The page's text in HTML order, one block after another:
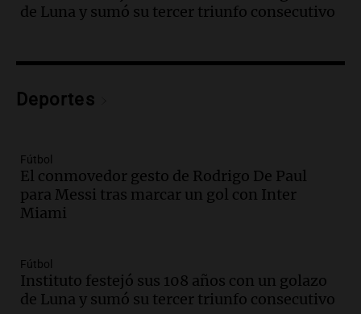
"Tres hombres se lo llevaron para
hacerle preguntas y nunca regresó"
Episodios
metros del río Suquía y retiraron hasta
Episodios
Audio.La historia de la servilleta que
firmó Jorge Messi para el primer
contrato de Leo con Barcelona
Audio.Joan Gaspart: "Sin Jorge, no sé si
Messi hubiera llegado adonde llegó"
de Luna y sumó su tercer triunfo consecutivo
Deportes
Fútbol
El conmovedor gesto de Rodrigo De Paul
para Messi tras marcar un gol con Inter
Miami
Fútbol
Instituto festejó sus 108 años con un golazo
de Luna y sumó su tercer triunfo consecutivo